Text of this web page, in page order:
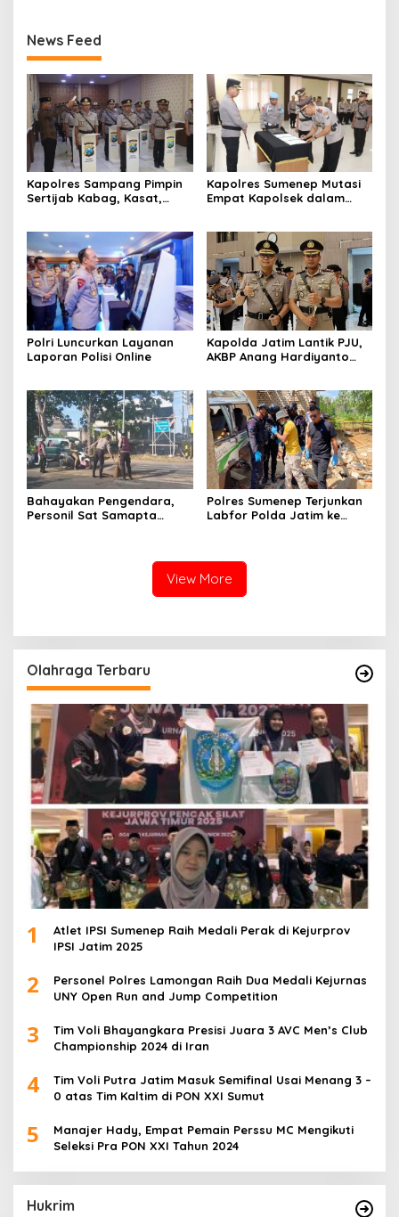
News Feed
Kapolres Sampang Pimpin
Sertijab Kabag, Kasat,
Kapolres Sumenep Mutasi
Empat Kapolsek dalam
Polri Luncurkan Layanan
Laporan Polisi Online
Kapolda Jatim Lantik PJU,
AKBP Anang Hardiyanto
Bahayakan Pengendara,
Personil Sat Samapta
Polres Sumenep Terjunkan
Labfor Polda Jatim ke
View More
Olahraga Terbaru
1
Atlet IPSI Sumenep Raih Medali Perak di Kejurprov
IPSI Jatim 2025
2
Personel Polres Lamongan Raih Dua Medali Kejurnas
UNY Open Run and Jump Competition
3
Tim Voli Bhayangkara Presisi Juara 3 AVC Men’s Club
Championship 2024 di Iran
4
Tim Voli Putra Jatim Masuk Semifinal Usai Menang 3 –
0 atas Tim Kaltim di PON XXI Sumut
5
Manajer Hady, Empat Pemain Perssu MC Mengikuti
Seleksi Pra PON XXI Tahun 2024
Hukrim